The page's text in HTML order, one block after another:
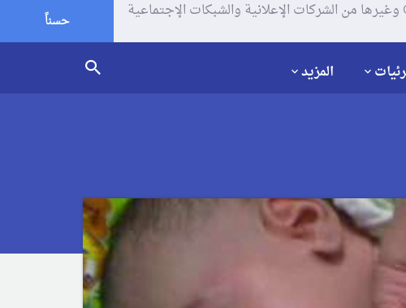
يستخدم موقعنا ملفات تعريف الإرتباط (الكوكيز) لتحليل زياراتك وإستخدامك للموقع و تتم مشاركة بعض المعلومات مع Google وغيرها من الشركات الإعلانية والشبكات الإجتماعية
حسناً
المزيد